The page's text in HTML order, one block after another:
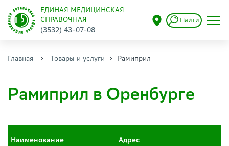
ЕДИНАЯ МЕДИЦИНСКАЯ
СПРАВОЧНАЯ
(3532) 43-07-08
Найти
Главная Товары и услуги Рамиприл
Рамиприл в Оренбурге
Наименование Адрес